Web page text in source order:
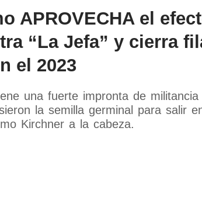
APROVECHA el
“La Jefa” y cierra
el 2023
una fuerte impronta de militancia
la semilla germinal para salir
Kirchner a la cabeza.